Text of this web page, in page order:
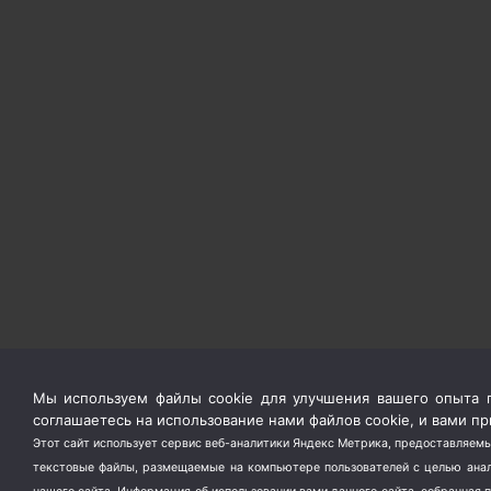
Мы используем файлы cookie для улучшения вашего опыта
соглашаетесь на использование нами файлов cookie, и вами
Этот сайт использует сервис веб-аналитики Яндекс Метрика,
текстовые файлы, размещаемые на компьютере пользователей с целью